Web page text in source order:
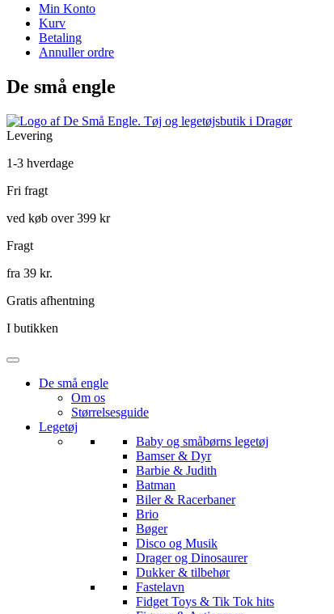
Min Konto
Kurv
Betaling
Annuller ordre
De små engle
Levering
1-3 hverdage
Fri fragt
ved køb over 399 kr
Fragt
fra 39 kr.
Gratis afhentning
I butikken
De små engle
Om os
Størrelsesguide
Legetøj
Baby og småbørns legetøj
Bamser & Dyr
Barbie & Judith
Batman
Biler & Racerbaner
Brio
Bøger
Disco og Musik
Drager og Dinosaurer
Dukker & tilbehør
Fastelavn
Fidget Toys & Tik Tok hits